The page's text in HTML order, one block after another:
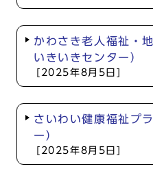
かわさき老人福祉・
いきいきセンター）
[2025年8月5日]
さいわい健康福祉プ
ー）
[2025年8月5日]